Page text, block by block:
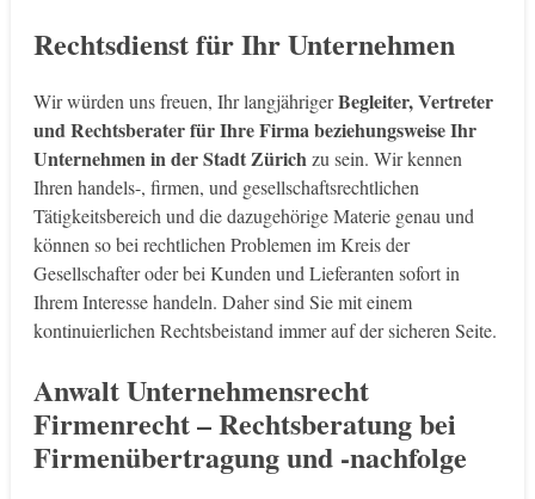
Rechtsdienst für Ihr Unternehmen
Wir würden uns freuen, Ihr langjährigerBegleiter, Vertreter
und Rechtsberater für Ihre Firma beziehungsweise Ihr
Unternehmen in der Stadt Zürichzu sein. Wir kennen
Ihren handels-, firmen, und gesellschaftsrechtlichen
Tätigkeitsbereich und die dazugehörige Materie genau und
können so bei rechtlichen Problemen im Kreis der
Gesellschafter oder bei Kunden und Lieferanten sofort in
Ihrem Interesse handeln. Daher sind Sie mit einem
kontinuierlichen Rechtsbeistand immer auf der sicheren Seite.
Anwalt Unternehmensrecht
Firmenrecht – Rechtsberatung bei
Firmenübertragung und -nachfolge